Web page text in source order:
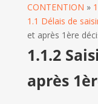
CONTENTION »
1.1 Délais de
et après 1ère
1.1.2
après